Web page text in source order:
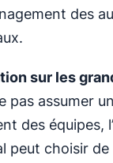
des
sur les
pas assumer
des équipes,
peut choisir de